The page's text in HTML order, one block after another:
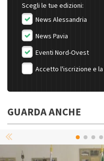
Scegli le tue edizioni:
News Alessandria
News Pavia
Eventi Nord-Ovest
Accetto l'iscrizione e la
GUARDA ANCHE